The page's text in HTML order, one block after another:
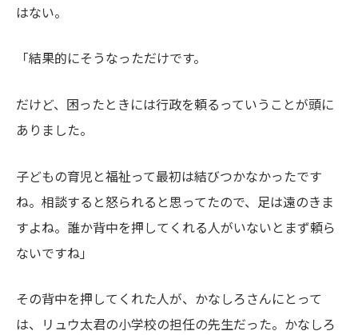
はない。
「結果的にそうなっただけです。
だけど、困ったときには行政を頼るっていうことが頭に
ありました。
子どもの育児と福祉って最初は結びつかなかったです
ね。相談すると怒られると思ってたので、足は遠のきま
すよね。誰か背中を押してくれる人がいないとまず頼ら
ないですね」
その背中を押してくれた人が、かなしろさんにとって
は、リュウ太君の小学校の担任の先生だった。かなしろ